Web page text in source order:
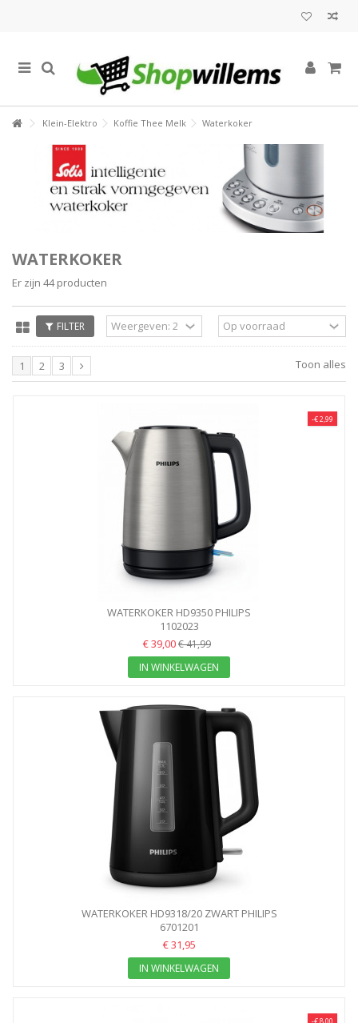
Klein-Elektro Koffie Thee Melk Waterkoker
WATERKOKER
Er zijn 44 producten
FILTER
Toon alles
1 2 3
-€ 2,99
WATERKOKER HD9350 PHILIPS
1102023
€ 39,00€ 41,99
IN WINKELWAGEN
WATERKOKER HD9318/20 ZWART PHILIPS
6701201
€ 31,95
IN WINKELWAGEN
-€ 8,00